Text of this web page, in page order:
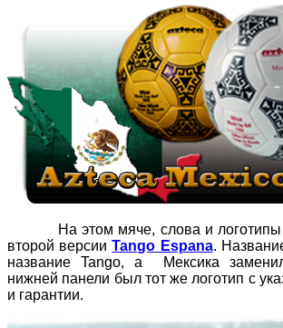
На этом мяче, слова и логотипы
второй версииTango Espana.
название Tango, а Мексика
нижней панели был тот же логотип с
и гарантии.